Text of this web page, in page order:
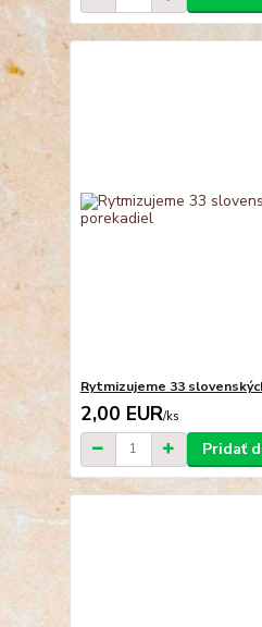
Rytmizujeme 33
2,00 EUR/ks
Pridať